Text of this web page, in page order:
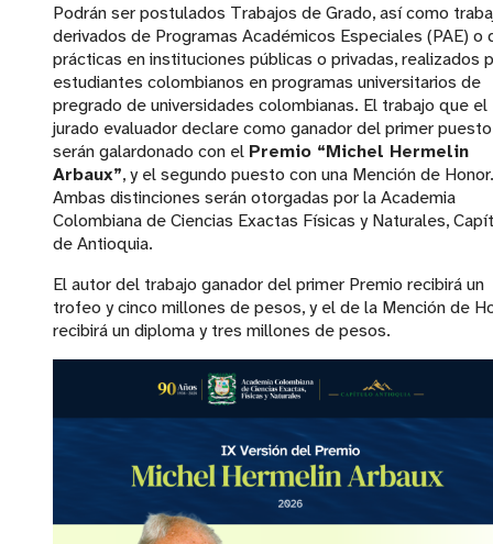
Podrán ser postulados Trabajos de Grado, así como
derivados de Programas Académicos Especiales (PAE) o
prácticas en instituciones públicas o privadas, realizados
estudiantes colombianos en programas universitarios de
pregrado de universidades colombianas. El trabajo que el
jurado evaluador declare como ganador del primer puesto
serán galardonado con el Premio “Michel Hermelin
Arbaux”, y el segundo puesto con una Mención de Honor.
Ambas distinciones serán otorgadas por la Academia
Colombiana de Ciencias Exactas Físicas y Naturales,
de Antioquia.
El autor del trabajo ganador del primer Premio recibirá un
trofeo y cinco millones de pesos, y el de la Mención de
recibirá un diploma y tres millones de pesos.